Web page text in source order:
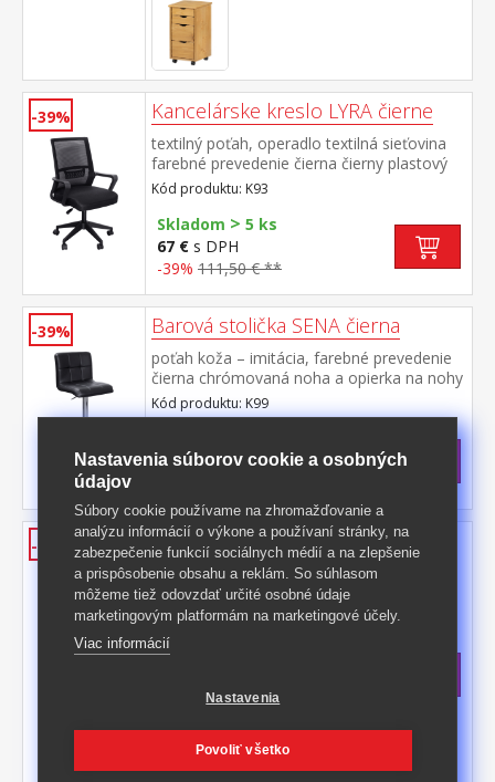
-39% Kancelárske kreslo LYRA čierne
textilný poťah, operadlo textilná sieťovina
farebné prevedenie čierna čierny plastový
kríž a podrúčky výška sedu 41-51 cm
Kód produktu: K93
Skladom > 5 ks
67 € s DPH
-39% 111,50 € **
-39% Barová stolička SENA čierna
poťah koža – imitácia, farebné prevedenie
čierna chrómovaná noha a opierka na nohy
otočná, výška sedu 58-80 cm
Kód produktu: K99
67 €s DPH
-39% Kontajner 2+2 zásuvky 392V vosk
materiál masív borovica, voskované
prevedenie 2 nízke a 2 vysoké zásuvky,
pojazdný na kolieskach
Kód produktu: 392V
Skladom: 18.8.2026
111,50 € **
Nastavenia súborov cookie a osobných
údajov
Súbory cookie používame na zhromažďovanie a
analýzu informácií o výkone a používaní stránky, na
zabezpečenie funkcií sociálnych médií a na zlepšenie
a prispôsobenie obsahu a reklám. So súhlasom
môžeme tiež odovzdať určité osobné údaje
marketingovým platformám na marketingové účely.
Viac informácií
Nastavenia
Povoliť všetko